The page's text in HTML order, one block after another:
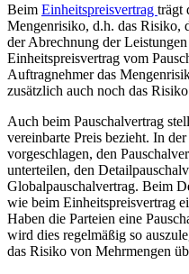
Beim Einheitspreisvertrag trägt
Mengenrisiko, d.h. das Risiko,
der Abrechnung der
Einheitspreisvertrag vom
Auftragnehmer das
zusätzlich auch noch das
Auch beim Pauschalvertrag
vereinbarte Preis bezieht. In
vorgeschlagen, den
unterteilen, den
Globalpauschalvertrag. Beim
wie beim Einheitspreisvertrag
Haben die Parteien eine
wird dies regelmäßig so
das Risiko von Mehrmengen